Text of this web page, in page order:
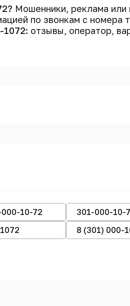
Мошенники, реклама
по звонкам с номера
1072: отзывы, оператор,
10-72 301-000-10-
8 (301) 000-